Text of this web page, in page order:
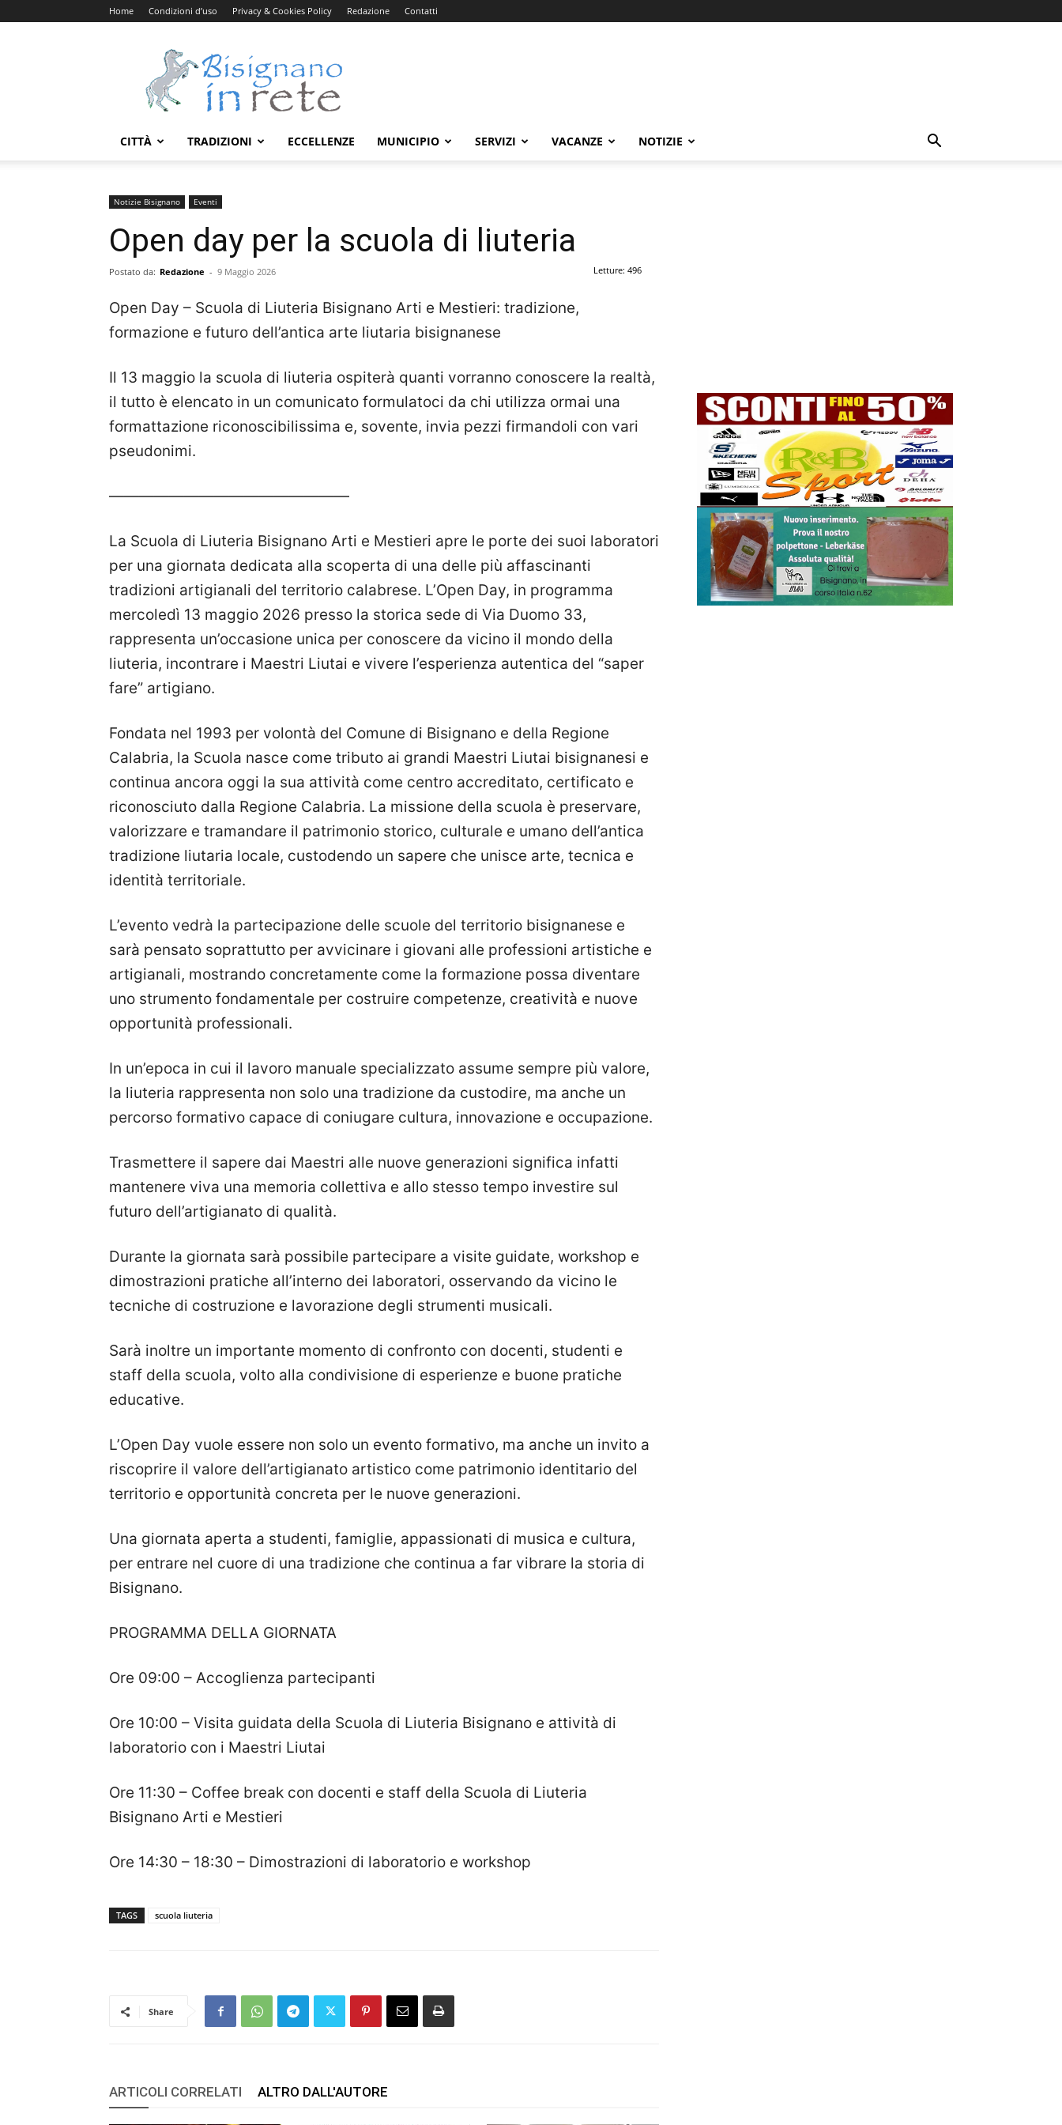
Home Condizioni d’uso Privacy & Cookies Policy Redazione Contatti
Bisignanoinrete.com
CITTÀ TRADIZIONI ECCELLENZE MUNICIPIO SERVIZI VACANZE NOTIZIE
Notizie Bisignano Eventi
Open day per la scuola di liuteria
Postato da: Redazione - 9 Maggio 2026 Letture: 496
Open Day – Scuola di Liuteria Bisignano Arti e Mestieri: tradizione,
formazione e futuro dell’antica arte liutaria bisignanese
Il 13 maggio la scuola di liuteria ospiterà quanti vorranno conoscere la realtà,
il tutto è elencato in un comunicato formulatoci da chi utilizza ormai una
formattazione riconoscibilissima e, sovente, invia pezzi firmandoli con vari
pseudonimi.
————————————————
La Scuola di Liuteria Bisignano Arti e Mestieri apre le porte dei suoi laboratori
per una giornata dedicata alla scoperta di una delle più affascinanti
tradizioni artigianali del territorio calabrese. L’Open Day, in programma
mercoledì 13 maggio 2026 presso la storica sede di Via Duomo 33,
rappresenta un’occasione unica per conoscere da vicino il mondo della
liuteria, incontrare i Maestri Liutai e vivere l’esperienza autentica del “saper
fare” artigiano.
Fondata nel 1993 per volontà del Comune di Bisignano e della Regione
Calabria, la Scuola nasce come tributo ai grandi Maestri Liutai bisignanesi e
continua ancora oggi la sua attività come centro accreditato, certificato e
riconosciuto dalla Regione Calabria. La missione della scuola è preservare,
valorizzare e tramandare il patrimonio storico, culturale e umano dell’antica
tradizione liutaria locale, custodendo un sapere che unisce arte, tecnica e
identità territoriale.
L’evento vedrà la partecipazione delle scuole del territorio bisignanese e
sarà pensato soprattutto per avvicinare i giovani alle professioni artistiche e
artigianali, mostrando concretamente come la formazione possa diventare
uno strumento fondamentale per costruire competenze, creatività e nuove
opportunità professionali.
In un’epoca in cui il lavoro manuale specializzato assume sempre più valore,
la liuteria rappresenta non solo una tradizione da custodire, ma anche un
percorso formativo capace di coniugare cultura, innovazione e occupazione.
Trasmettere il sapere dai Maestri alle nuove generazioni significa infatti
mantenere viva una memoria collettiva e allo stesso tempo investire sul
futuro dell’artigianato di qualità.
Durante la giornata sarà possibile partecipare a visite guidate, workshop e
dimostrazioni pratiche all’interno dei laboratori, osservando da vicino le
tecniche di costruzione e lavorazione degli strumenti musicali.
Sarà inoltre un importante momento di confronto con docenti, studenti e
staff della scuola, volto alla condivisione di esperienze e buone pratiche
educative.
L’Open Day vuole essere non solo un evento formativo, ma anche un invito a
riscoprire il valore dell’artigianato artistico come patrimonio identitario del
territorio e opportunità concreta per le nuove generazioni.
Una giornata aperta a studenti, famiglie, appassionati di musica e cultura,
per entrare nel cuore di una tradizione che continua a far vibrare la storia di
Bisignano.
PROGRAMMA DELLA GIORNATA
Ore 09:00 – Accoglienza partecipanti
Ore 10:00 – Visita guidata della Scuola di Liuteria Bisignano e attività di
laboratorio con i Maestri Liutai
Ore 11:30 – Coffee break con docenti e staff della Scuola di Liuteria
Bisignano Arti e Mestieri
Ore 14:30 – 18:30 – Dimostrazioni di laboratorio e workshop
TAGS scuola liuteria
Share
ARTICOLI CORRELATI ALTRO DALL'AUTORE